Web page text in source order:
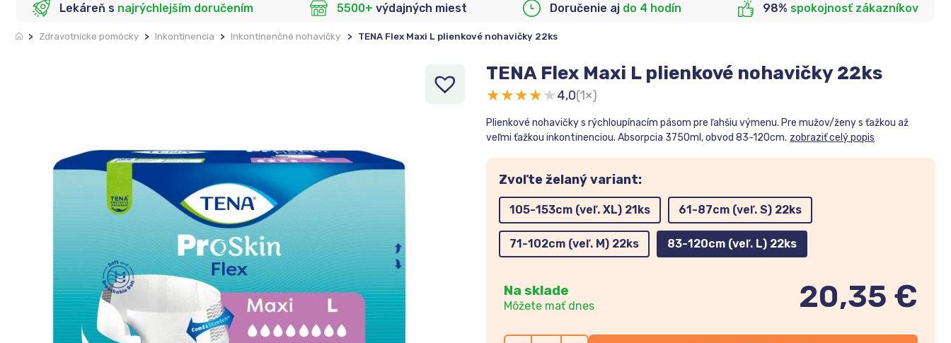
Lekáreň s najrýchlejším doručením 5500+ výdajných miest Doručenie aj do 4 hodín 98% spokojnosť zákazníkov
> Zdravotnícke pomôcky > Inkontinencia > Inkontinenčné nohavičky > TENA Flex Maxi L plienkové nohavičky 22ks
TENA Flex Maxi L plienkové nohavičky 22ks
★★★★★4,0(1×)
Plienkové nohavičky s rýchloupínacím pásom pre ľahšiu výmenu. Pre mužov/ženy s ťažkou až
veľmi ťažkou inkontinenciou. Absorpcia 3750ml, obvod 83-120cm. zobraziť celý popis
Zvoľte želaný variant:
105-153cm (veľ. XL) 21ks 61-87cm (veľ. S) 22ks
71-102cm (veľ. M) 22ks 83-120cm (veľ. L) 22ks
Na sklade
Môžete mať dnes 20,35 €